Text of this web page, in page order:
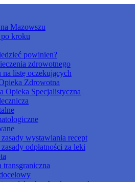
Mazowszu
kroku
powinien?
zdrowotnego
na listę oczekujących
Zdrowotna
Opieka Specjalistyczna
wystawiania recept
odpłatności za leki
transgraniczna